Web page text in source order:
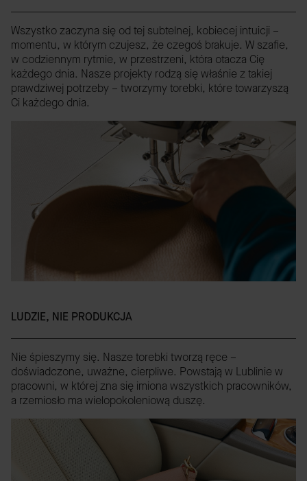
Wszystko zaczyna się od tej subtelnej, kobiecej intuicji –
momentu, w którym czujesz, że czegoś brakuje. W szafie,
w codziennym rytmie, w przestrzeni, która otacza Cię
każdego dnia. Nasze projekty rodzą się właśnie z takiej
prawdziwej potrzeby – tworzymy torebki, które towarzyszą
Ci każdego dnia.
LUDZIE, NIE PRODUKCJA
Nie śpieszymy się. Nasze torebki tworzą ręce –
doświadczone, uważne, cierpliwe. Powstają w Lublinie w
pracowni, w której zna się imiona wszystkich pracowników,
a rzemiosło ma wielopokoleniową duszę.